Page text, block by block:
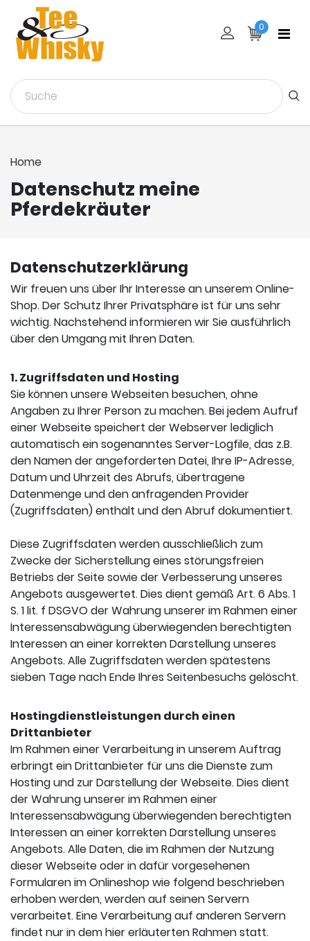
0
Datenschutz meine
Pferdekräuter
Home
Datenschutzerklärung
Wir freuen uns über Ihr Interesse an unserem Online-
Shop. Der Schutz Ihrer Privatsphäre ist für uns sehr
wichtig. Nachstehend informieren wir Sie ausführlich
über den Umgang mit Ihren Daten.
1. Zugriffsdaten und Hosting
Sie können unsere Webseiten besuchen, ohne
Angaben zu Ihrer Person zu machen. Bei jedem Aufruf
einer Webseite speichert der Webserver lediglich
automatisch ein sogenanntes Server-Logfile, das z.B.
den Namen der angeforderten Datei, Ihre IP-Adresse,
Datum und Uhrzeit des Abrufs, übertragene
Datenmenge und den anfragenden Provider
(Zugriffsdaten) enthält und den Abruf dokumentiert.
Diese Zugriffsdaten werden ausschließlich zum
Zwecke der Sicherstellung eines störungsfreien
Betriebs der Seite sowie der Verbesserung unseres
Angebots ausgewertet. Dies dient gemäß Art. 6 Abs. 1
S. 1 lit. f DSGVO der Wahrung unserer im Rahmen einer
Interessensabwägung überwiegenden berechtigten
Interessen an einer korrekten Darstellung unseres
Angebots. Alle Zugriffsdaten werden spätestens
sieben Tage nach Ende Ihres Seitenbesuchs gelöscht.
Hostingdienstleistungen durch einen
Drittanbieter
Im Rahmen einer Verarbeitung in unserem Auftrag
erbringt ein Drittanbieter für uns die Dienste zum
Hosting und zur Darstellung der Webseite. Dies dient
der Wahrung unserer im Rahmen einer
Interessensabwägung überwiegenden berechtigten
Interessen an einer korrekten Darstellung unseres
Angebots. Alle Daten, die im Rahmen der Nutzung
dieser Webseite oder in dafür vorgesehenen
Formularen im Onlineshop wie folgend beschrieben
erhoben werden, werden auf seinen Servern
verarbeitet. Eine Verarbeitung auf anderen Servern
findet nur in dem hier erläuterten Rahmen statt.